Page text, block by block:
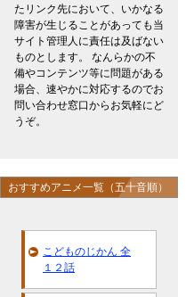
たリンク先において、いかなる
障害が生じることがあっても当
サイト管理人に責任は及ばない
ものとします。 なんらかの不
備やコンテンツ等に問題がある
場合、速やかに対応するのでお
問い合わせ窓口からお気軽にど
うぞ。
おすすめアニメ一覧（五十音順）
こどものじかん 全
１２話